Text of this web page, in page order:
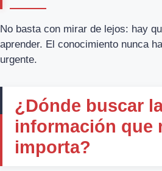
No basta con mirar de lejos: hay
aprender. El conocimiento nunca
urgente.
¿Dónde buscar
información que
importa?